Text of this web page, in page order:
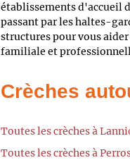
établissements d'accueil
passant par les haltes-
structures pour vous
familiale et
Crèches
Toutes les crèches à
Toutes les crèches à